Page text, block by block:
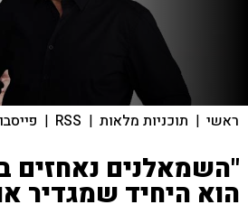
ראשי | תוכניות מלאות |
RSS
|
"השמאלנים נאחזים
הוא היחיד שמגדיר